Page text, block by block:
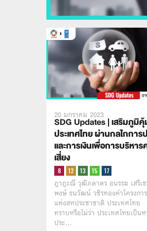
20 มกราคม 2023
SDG Updates |เสริมภูมิ
ประเทศไทย ผ่านกลไกการ
และการเงินเพื่อการบริหา
เสี่ยง
ฎาฎะณี วุฒิภดาดร อนรรฆ เสรีเ
พงษ์ ธนวัฒน์ วชิรทองคำโครงก
แห่งสหประชาชาติ ประเทศไทย
ทราบหรือไม่ว่า ประเทศไทยเป็น
ประ…